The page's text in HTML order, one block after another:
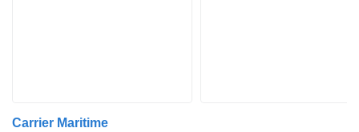
Carrier Maritime